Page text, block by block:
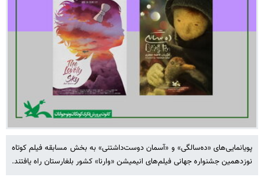
پویانمایی‌های «ده‌سالگی» و «آسمان دوست‌داشتنی» به بخش مسابقه فیلم کوتاه
نوزدهمین جشنواره جهانی فیلم‌های انیمیشن «وارنا» کشور بلغارستان راه یافتند.